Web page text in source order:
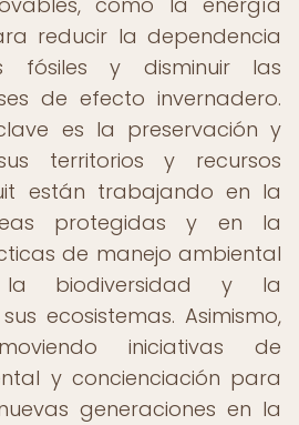
reducir la dependencia
fósiles y disminuir las
de efecto invernadero.
es la preservación y
territorios y recursos
están trabajando en la
protegidas y en la
de manejo ambiental
biodiversidad y la
ecosistemas. Asimismo,
iniciativas de
y concienciación para
generaciones en la